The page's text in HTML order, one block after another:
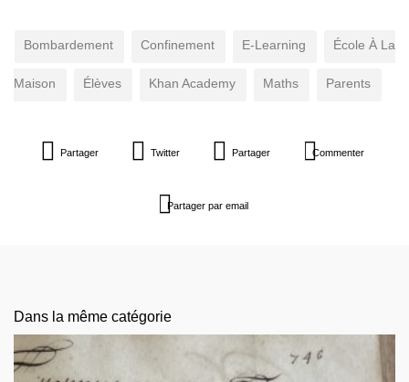
Bombardement Confinement E-Learning École À La
Maison Élèves Khan Academy Maths Parents
Partager Twitter Partager Commenter
Partager par email
Dans la même catégorie